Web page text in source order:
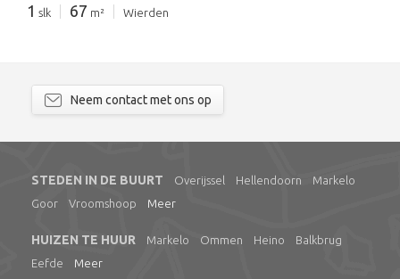
1 slk 67 m² Wierden
Neem contact met ons op
STEDEN IN DE BUURT Overijssel Hellendoorn
Markelo
Goor
Vroomshoop Meer
HUIZEN TE HUUR Markelo Ommen Heino
Balkbrug
Eefde
Meer